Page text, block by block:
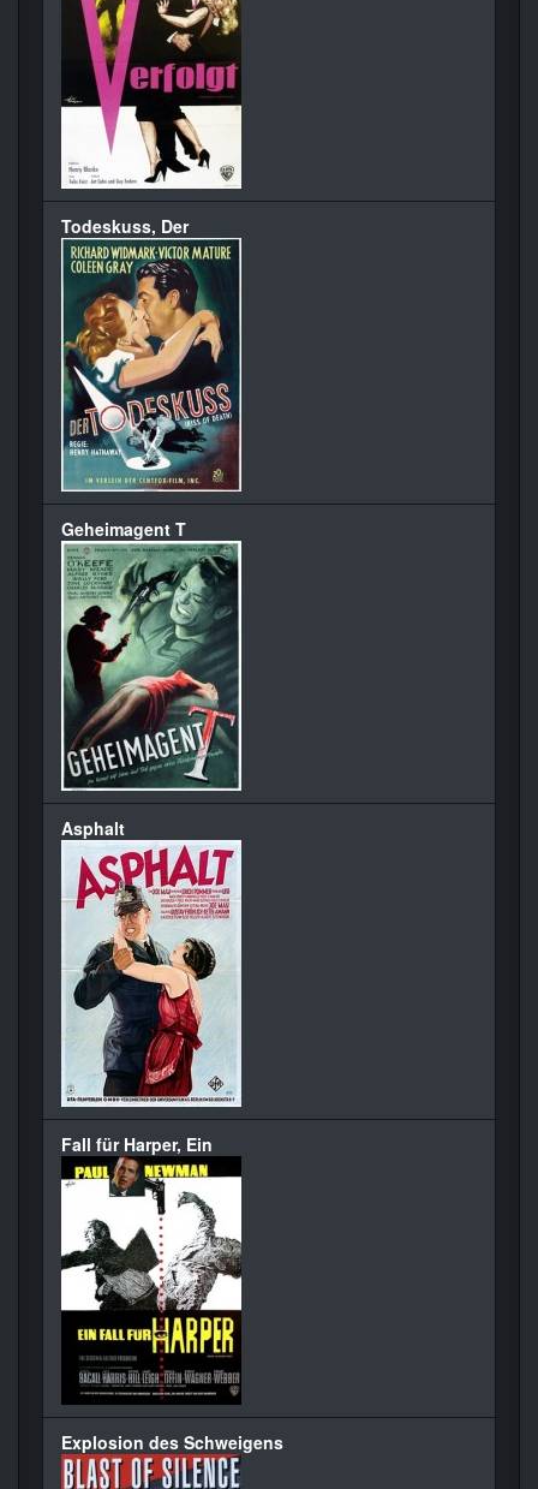
Todeskuss, Der
Geheimagent T
Asphalt
Fall für Harper, Ein
Explosion des Schweigens